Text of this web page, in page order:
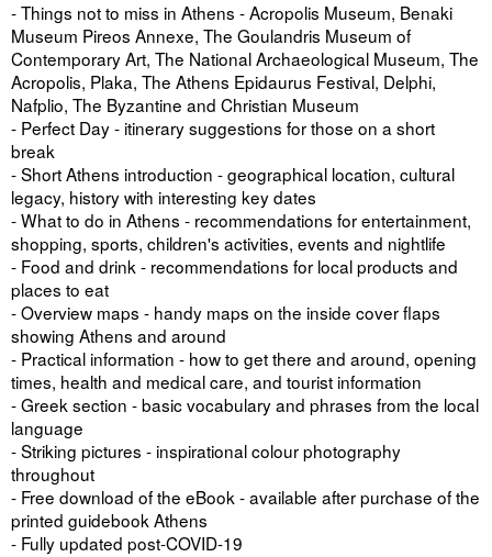
- Things not to miss in Athens - Acropolis Museum, Benaki
Museum Pireos Annexe, The Goulandris Museum of
Contemporary Art, The National Archaeological Museum, The
Acropolis, Plaka, The Athens Epidaurus Festival, Delphi,
Nafplio, The Byzantine and Christian Museum
- Perfect Day - itinerary suggestions for those on a short
break
- Short Athens introduction - geographical location, cultural
legacy, history with interesting key dates
- What to do in Athens - recommendations for entertainment,
shopping, sports, children's activities, events and nightlife
- Food and drink - recommendations for local products and
places to eat
- Overview maps - handy maps on the inside cover flaps
showing Athens and around
- Practical information - how to get there and around, opening
times, health and medical care, and tourist information
- Greek section - basic vocabulary and phrases from the local
language
- Striking pictures - inspirational colour photography
throughout
- Free download of the eBook - available after purchase of the
printed guidebook Athens
- Fully updated post-COVID-19